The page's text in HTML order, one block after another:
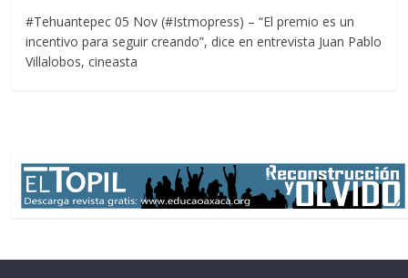
#Tehuantepec 05 Nov (#Istmopress) – “El premio es un
incentivo para seguir creando”, dice en entrevista Juan Pablo
Villalobos, cineasta